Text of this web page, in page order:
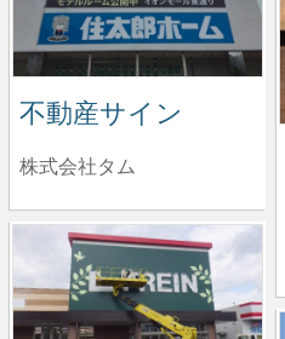
不動産サイン
株式会社タム